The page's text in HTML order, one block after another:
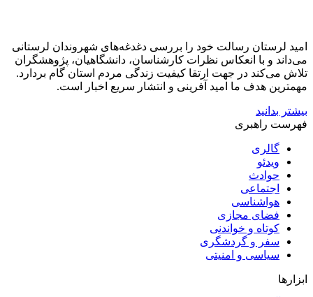
امید لرستان رسالت خود را بررسی دغدغه‌های شهروندان لرستانی
می‌داند و با انعکاس نظرات کارشناسان، دانشگاهیان، پژوهشگران
تلاش می‌کند در جهت ارتقا کیفیت زندگی مردم استان گام بردارد.
مهمترین هدف ما امید آفرینی و انتشار سریع اخبار است.
بیشتر بدانید
فهرست راهبری
گالری
ویدئو
حوادث
اجتماعی
هواشناسی
فضای مجازی
کوتاه و خواندنی
سفر و گردشگری
سیاسی و امنیتی
ابزارها